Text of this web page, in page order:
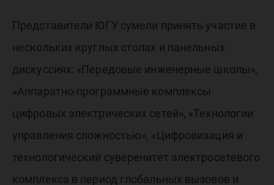
Представители ЮГУ сумели принять участие в
нескольких круглых столах и панельных
дискуссиях: «Передовые инженерные школы»,
«Аппаратно-программные комплексы
цифровых электрических сетей», «Технологии
управления сложностью», «Цифровизация и
технологический суверенитет электросетевого
комплекса в период глобальных вызовов и